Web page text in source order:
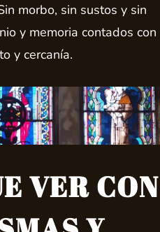
morbo, sin sustos y sin
y memoria contados con
y cercanía.
VER CON